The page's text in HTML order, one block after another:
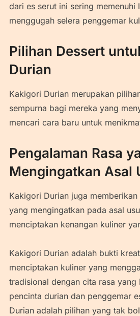
dari es serut ini sering memenuhi
menggugah selera penggemar
Pilihan Dessert
Durian
Kakigori Durian merupakan
sempurna bagi mereka yang
mencari cara baru untuk
Pengalaman Rasa
Mengingatkan Asal
Kakigori Durian juga memberikan
yang mengingatkan pada asal
menciptakan kenangan kuliner
Kakigori Durian adalah bukti
menciptakan kuliner yang
tradisional dengan cita rasa yang
pencinta durian dan penggemar
Durian adalah pilihan yang tak